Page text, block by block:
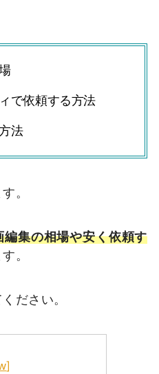
で依頼する方法
法
。
編集の相場や安く依頼す
。
ださい。
]